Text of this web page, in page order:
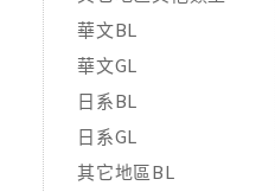
華文BL
華文GL
日系BL
日系GL
其它地區BL